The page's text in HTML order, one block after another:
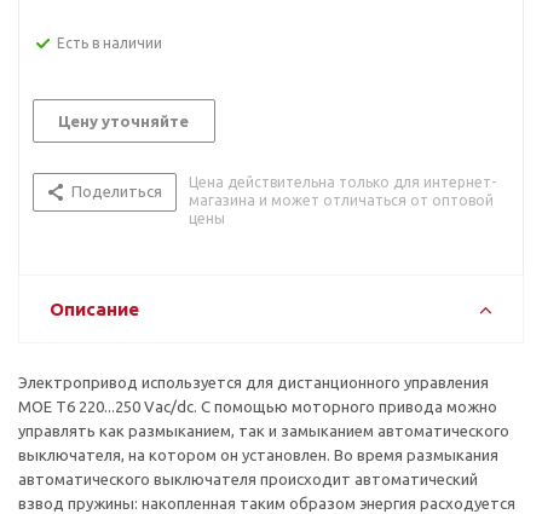
Есть в наличии
Цену уточняйте
Поделиться
Цена действительна только для интернет-
магазина и может отличаться от оптовой
цены
Описание
Электропривод используется для дистанционного управления
MOE T6 220...250 Vac/dc. C помощью моторного привода можно
управлять как размыканием, так и замыканием автоматического
выключателя, на котором он установлен. Во время размыкания
автоматического выключателя происходит автоматический
взвод пружины: накопленная таким образом энергия расходуется